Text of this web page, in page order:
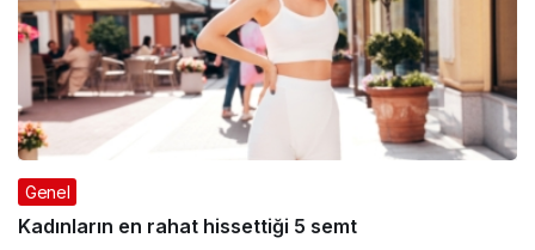
Genel
Kadınların en rahat hissettiği 5 semt